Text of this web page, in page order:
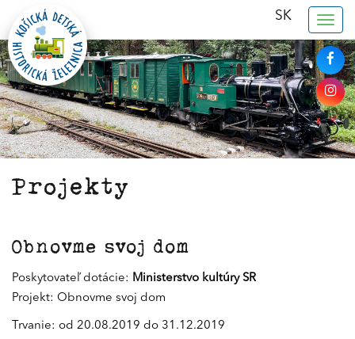
SK
Projekty
Obnovme svoj dom
Poskytovateľ dotácie: Ministerstvo kultúry SR
Projekt: Obnovme svoj dom
Trvanie: od 20.08.2019 do 31.12.2019